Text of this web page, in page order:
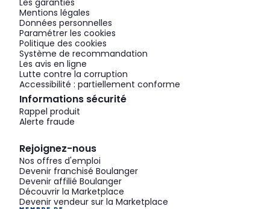
Les garanties
Mentions légales
Données personnelles
Paramétrer les cookies
Politique des cookies
Système de recommandation
Les avis en ligne
Lutte contre la corruption
Accessibilité : partiellement conforme
Informations sécurité
Rappel produit
Alerte fraude
Rejoignez-nous
Nos offres d'emploi
Devenir franchisé Boulanger
Devenir affilié Boulanger
Découvrir la Marketplace
Devenir vendeur sur la Marketplace